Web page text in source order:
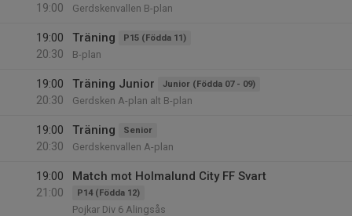
19:00
Gerdskenvallen B-plan
19:00
20:30
Träning P15 (Födda 11)
B-plan
19:00
20:30
Träning Junior Junior (Födda 07 - 09)
Gerdsken A-plan alt B-plan
19:00
20:30
Träning Senior
Gerdskenvallen A-plan
19:00
21:00
Match mot Holmalund City FF Svart
P14 (Födda 12)
Pojkar Div 6 Alingsås